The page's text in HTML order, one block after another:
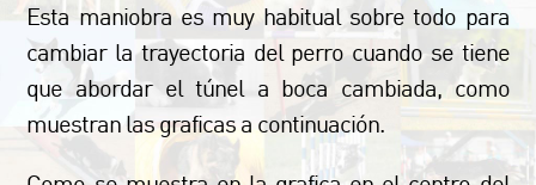
Esta maniobra es muy habitual sobre todo para
cambiar la trayectoria del perro cuando se tiene
que abordar el túnel a boca cambiada, como
muestran las graficas a continuación.